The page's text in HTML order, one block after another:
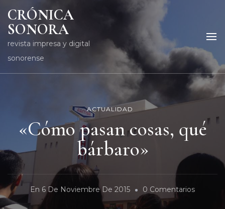
CRÓNICA
SONORA
revista impresa y digital
sonorense
ACTUALIDAD
«Cómo pasan cosas, qué
bárbaro»
En 6 De Noviembre De 2015 0 ComentariosEn